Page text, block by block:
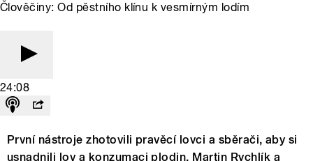
Člověčiny: Od pěstního klínu k vesmírným lodím
24:08
První nástroje zhotovili pravěcí lovci a sběrači, aby si
usnadnili lov a konzumaci plodin. Martin Rychlík a